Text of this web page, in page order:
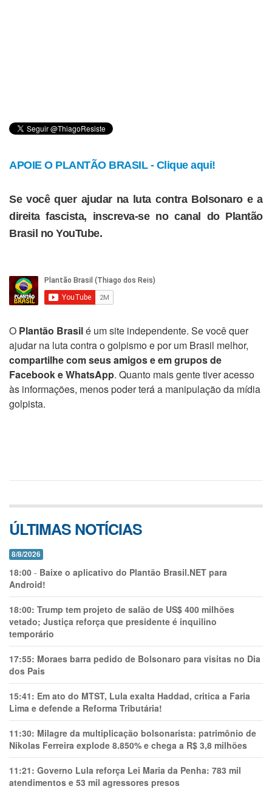
APOIE O PLANTÃO BRASIL - Clique aqui!
Se você quer ajudar na luta contra Bolsonaro e a
direita fascista, inscreva-se no canal do Plantão
Brasil no YouTube.
O Plantão Brasilé um site independente. Se você quer
ajudar na luta contra o golpismo e por um Brasil melhor,
compartilhe com seus amigos e em grupos de
Facebook e WhatsApp. Quanto mais gente tiver acesso
às informações, menos poder terá a manipulação da mídia
golpista.
ÚLTIMAS NOTÍCIAS
8/8/2026
18:00 - Baixe o aplicativo do Plantão Brasil.NET para
Android!
18:00: Trump tem projeto de salão de US$ 400 milhões
vetado; Justiça reforça que presidente é inquilino
temporário
17:55: Moraes barra pedido de Bolsonaro para visitas no Dia
dos Pais
15:41: Em ato do MTST, Lula exalta Haddad, critica a Faria
Lima e defende a Reforma Tributária!
11:30: Milagre da multiplicação bolsonarista: patrimônio de
Nikolas Ferreira explode 8.850% e chega a R$ 3,8 milhões
11:21: Governo Lula reforça Lei Maria da Penha: 783 mil
atendimentos e 53 mil agressores presos